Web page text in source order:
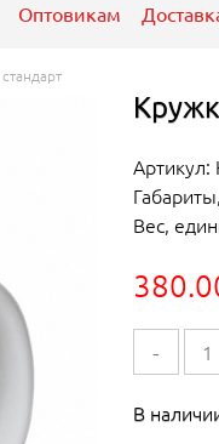
Оптовикам
Артикул:
Вес,
-
В